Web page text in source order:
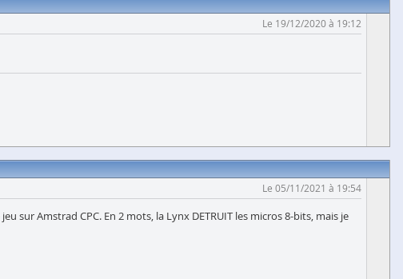
Le 19/12/2020 à 19:12
Le 05/11/2021 à 19:54
Amstrad CPC. En 2 mots, la Lynx DETRUIT les micros 8-bits, mais je